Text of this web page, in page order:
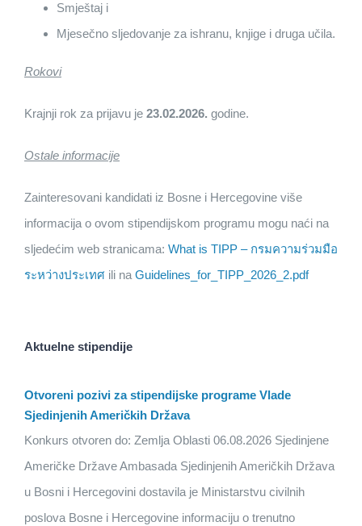
Smještaj i
Mjesečno sljedovanje za ishranu, knjige i druga učila.
Rokovi
Krajnji rok za prijavu je 23.02.2026. godine.
Ostale informacije
Zainteresovani kandidati iz Bosne i Hercegovine više
informacija o ovom stipendijskom programu mogu naći na
sljedećim web stranicama: What is TIPP – กรมความร่วมมือ
ระหว่างประเทศ ili na Guidelines_for_TIPP_2026_2.pdf
Aktuelne stipendije
Otvoreni pozivi za stipendijske programe Vlade
Sjedinjenih Američkih Država
Konkurs otvoren do: Zemlja Oblasti 06.08.2026 Sjedinjene
Američke Države Ambasada Sjedinjenih Američkih Država
u Bosni i Hercegovini dostavila je Ministarstvu civilnih
poslova Bosne i Hercegovine informaciju o trenutno